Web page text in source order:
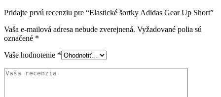
Pridajte prvú recenziu pre “Elastické šortky Adidas Gear Up Short”
Vaša e-mailová adresa nebude zverejnená. Vyžadované polia sú
označené *
Vaše hodnotenie *